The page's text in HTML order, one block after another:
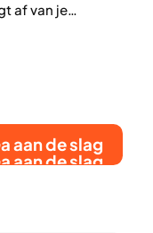
af van je
dan een vast
hele traject
aan de slag
aan de slag